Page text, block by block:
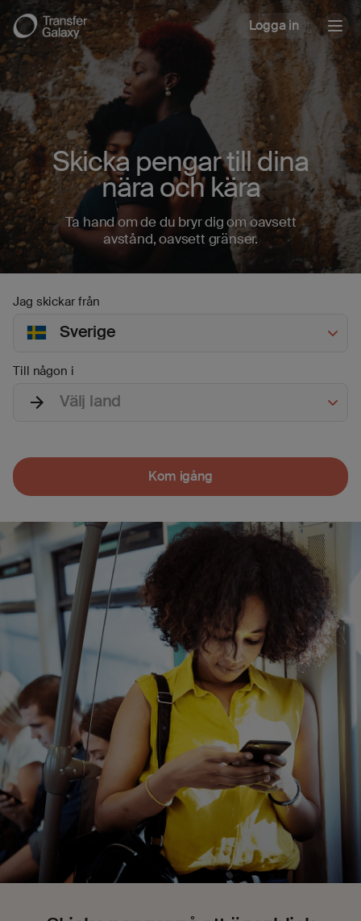
Logga in
Skicka pengar till dina
nära och kära
Ta hand om de du bryr dig om oavsett
avstånd, oavsett gränser.
Jag skickar från
Sverige
Till någon i
Välj land
Kom igång